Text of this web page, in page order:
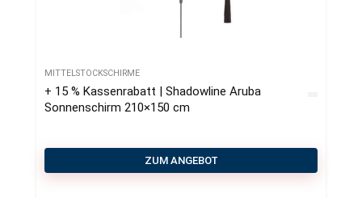
MITTELSTOCKSCHIRME
+ 15 % Kassenrabatt | Shadowline Aruba
Sonnenschirm 210×150 cm
ZUM ANGEBOT